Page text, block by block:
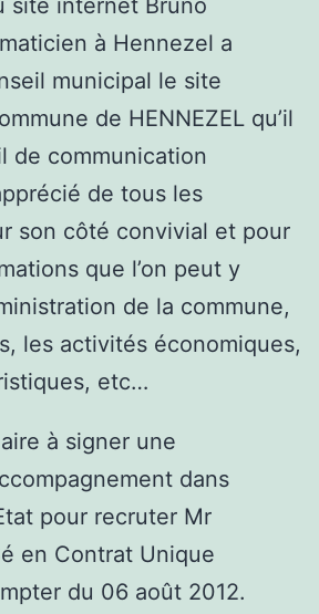
site internet Bruno
à Hennezel a
municipal le site
de HENNEZEL qu’il
de communication
de tous les
son côté convivial et pour
que l’on peut y
de la commune,
les activités économiques,
etc…
à signer une
dans
pour recruter Mr
en Contrat Unique
du 06 août 2012.